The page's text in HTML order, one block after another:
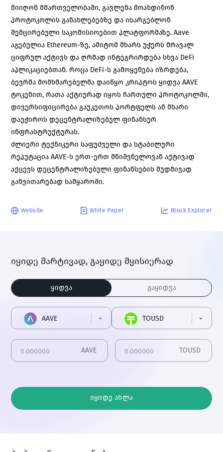
მიიღონ მმართველობაში, გავლენა მოახდინონ
პროტოკოლის განახლებებზე და ისარგებლონ
შემცირებული საკომისიოებით პლატფორმაზე. Aave
აგებულია Ethereum-ზე, ამიტომ მხარს უჭერს მრავალ
ციფრულ აქტივს და ღრმად ინტეგრირდება სხვა DeFi
აპლიკაციებთან. როცა DeFi-ს გამოყენება იზრდება,
ბევრმა მომხმარებელმა დაიწყო კრიპტოს ყიდვა AAVE
ტოკენით, რათა აქტიურად იყოს ჩართული პროტოკოლში,
დივერსიფიცირება გაუკეთოს პორტფელს ან მხარი
დაუჭიროს დეცენტრალიზებულ ფინანსურ
ინფრასტრუქტურას.
ძლიერი ტექნიკური საფუძველი და სტაბილური
რეპუტაცია AAVE-ს ერთ-ერთ მნიშვნელოვან აქტივად
აქცევს დეცენტრალიზებული ფინანსების მუდმივად
განვითარებად სამყაროში.
Website White Paper Block Explorer
იყიდე მარტივად, გაყიდე მყისიერად
ყიდვა გაყიდვა
AAVE TOUSD
AAVE TOUSD
იყიდე ახლა